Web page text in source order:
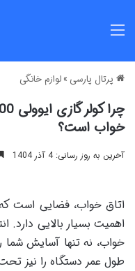
پرتال پارسی »لوازم خانگی
خواب است؟
آخرین به روز رسانی: 4 آذر 1404
اتاق خواب، فضایی است
اهمیت بسیار بالایی دارد.
خواب، نه تنها آسایش شما
طول عمر دستگاه را نیز